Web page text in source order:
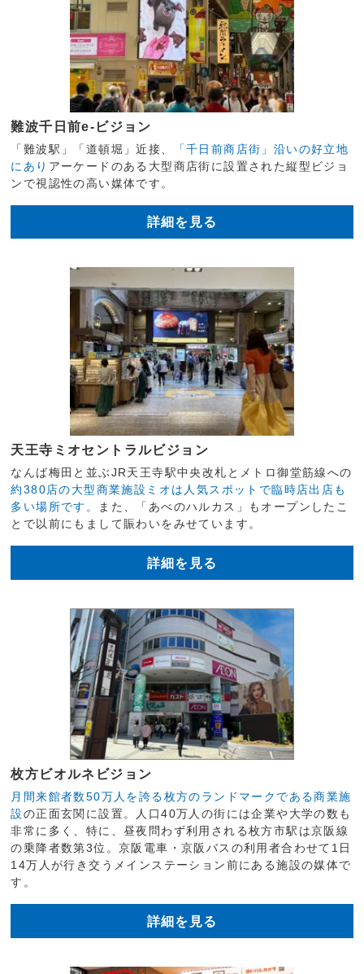
難波千日前e-ビジョン
「難波駅」「道頓堀」近接、
「千日前商店街」沿いの好立地
にあり アーケードのある大型商店街に設置された縦型ビジョ
ンで視認性の高い媒体です。
詳細を見る
天王寺ミオセントラルビジョン
なんば梅田と並ぶJR天王寺駅中央改札とメトロ御堂筋線への
約380店の大型商業施設ミオは人気スポットで臨時店出店も
多い場所です。
また、「あべのハルカス」もオープンしたこ
とで以前にもまして賑わいをみせています。
詳細を見る
枚方ビオルネビジョン
月間来館者数50万人を誇る枚方のランドマークである商業施
設の正面玄関に設置。人口40万人の街には企業や大学の数も
非常に多く、特に、昼夜問わず利用される枚方市駅は京阪線
の乗降者数第3位。京阪電車・京阪バスの利用者合わせて1日
14万人が行き交うメインステーション前にある施設の媒体で
す。
詳細を見る